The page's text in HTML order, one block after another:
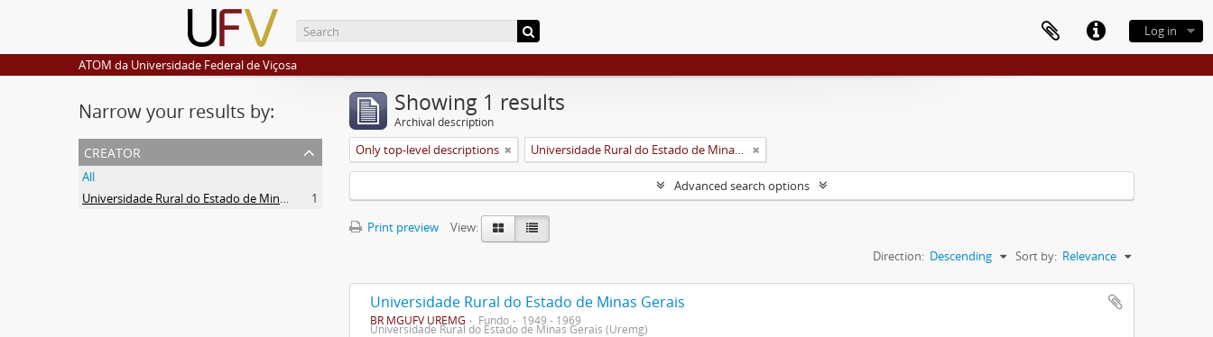
Log in
ATOM da Universidade Federal de Viçosa
Narrow your results by:
creator
All
Universidade Rural do Estado de Minas Gerais (Uremg)
1
Showing 1 results
Archival description
Only top-level descriptions Universidade Rural do Estado de Minas Gerais (Uremg)
Advanced search options
Print preview
View:
Sort by: Relevance
Direction: Descending
Universidade Rural do Estado de Minas Gerais
BR MGUFV UREMG Fundo 1949 - 1969
Universidade Rural do Estado de Minas Gerais (Uremg)